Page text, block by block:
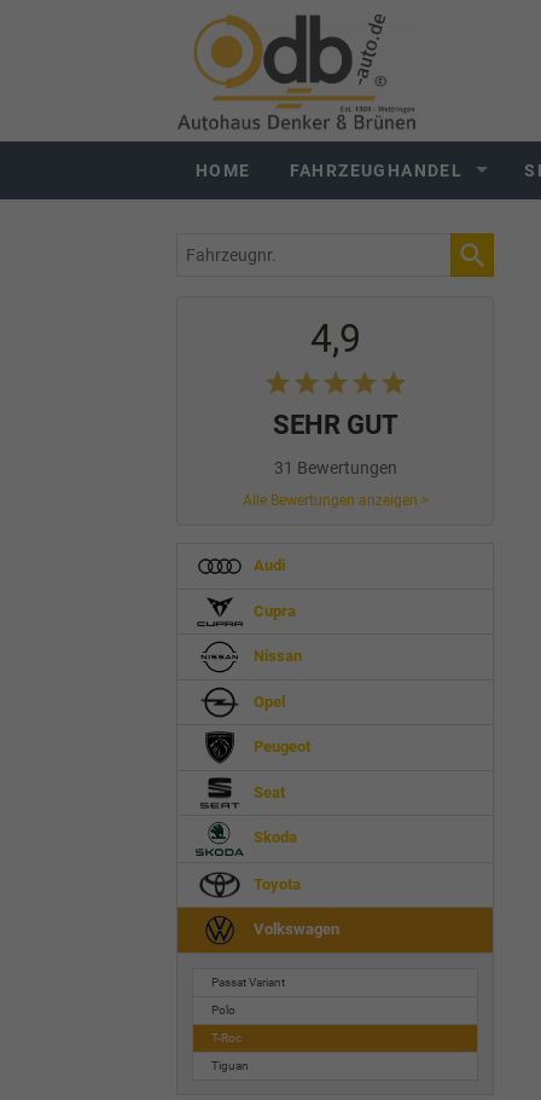
HOME FAHRZEUGHANDEL
Fahrzeugnr.
4,9
SEHR GUT
31 Bewertungen
Alle Bewertungen anzeigen >
Audi
Cupra
Nissan
Opel
Peugeot
Seat
Skoda
Toyota
Volkswagen
Passat Variant
Polo
T-Roc
Tiguan